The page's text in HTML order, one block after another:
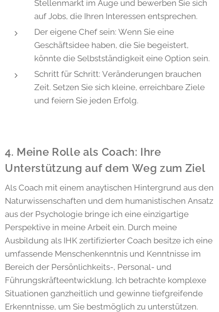
Stellenmarkt im Auge und bewerben Sie sich
auf Jobs, die Ihren Interessen entsprechen.
Der eigene Chef sein: Wenn Sie eine
Geschäftsidee haben, die Sie begeistert,
könnte die Selbstständigkeit eine Option sein.
Schritt für Schritt: Veränderungen brauchen
Zeit. Setzen Sie sich kleine, erreichbare Ziele
und feiern Sie jeden Erfolg.
4. Meine Rolle als Coach: Ihre
Unterstützung auf dem Weg zum Ziel
Als Coach mit einem anaytischen Hintergrund aus den
Naturwissenschaften und dem humanistischen Ansatz
aus der Psychologie bringe ich eine einzigartige
Perspektive in meine Arbeit ein. Durch meine
Ausbildung als IHK zertifizierter Coach besitze ich eine
umfassende Menschenkenntnis und Kenntnisse im
Bereich der Persönlichkeits-, Personal- und
Führungskräfteentwicklung. Ich betrachte komplexe
Situationen ganzheitlich und gewinne tiefgreifende
Erkenntnisse, um Sie bestmöglich zu unterstützen.